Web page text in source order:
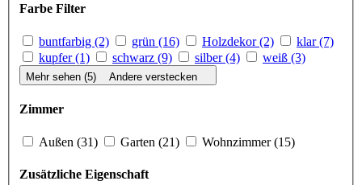
Farbe Filter
buntfarbig (2) grün (16) Holzdekor (2)
klar (7)
kupfer (1)
schwarz (9) silber (4) weiß (3)
Mehr sehen (5) Andere verstecken
Zimmer
Außen (31) Garten (21) Wohnzimmer (15)
Zusätzliche Eigenschaft